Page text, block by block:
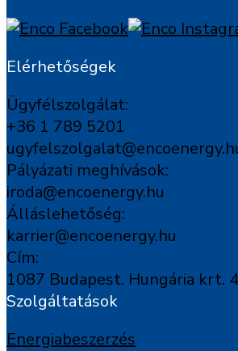
Elérhetőségek
Ügyfélszolgálat:
+36 1 789 5201
Pályázati meghívások:
iroda@encoenergy.hu
Álláslehetőség:
karrier@encoenergy.hu
Cím:
1087 Budapest, Hungária krt.
Szolgáltatások
Energiabeszerzés